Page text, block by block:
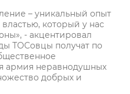
– уникальный опыт
который у нас
- акцентировал
ТОСовцы получат по
армия неравнодушных
добрых и